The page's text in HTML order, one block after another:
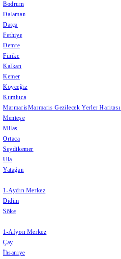
Bodrum
Dalaman
Datça
Fethiye
Demre
Finike
Kalkan
Kemer
Köyceğiz
Kumluca
MarmarisMarmaris Gezilecek Yerler
Menteşe
Milas
Ortaca
Seydikemer
Ula
Yatağan
1-Aydın Merkez
Didim
Söke
1-Afyon Merkez
Çay
İhsaniye